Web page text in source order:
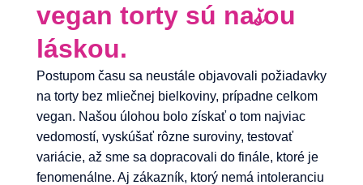
vegan torty sú našou
láskou.
Postupom času sa neustále objavovali požiadavky
na torty bez mliečnej bielkoviny, prípadne celkom
vegan. Našou úlohou bolo získať o tom najviac
vedomostí, vyskúšať rôzne suroviny, testovať
variácie, až sme sa dopracovali do finále, ktoré je
fenomenálne. Aj zákazník, ktorý nemá intoleranciu